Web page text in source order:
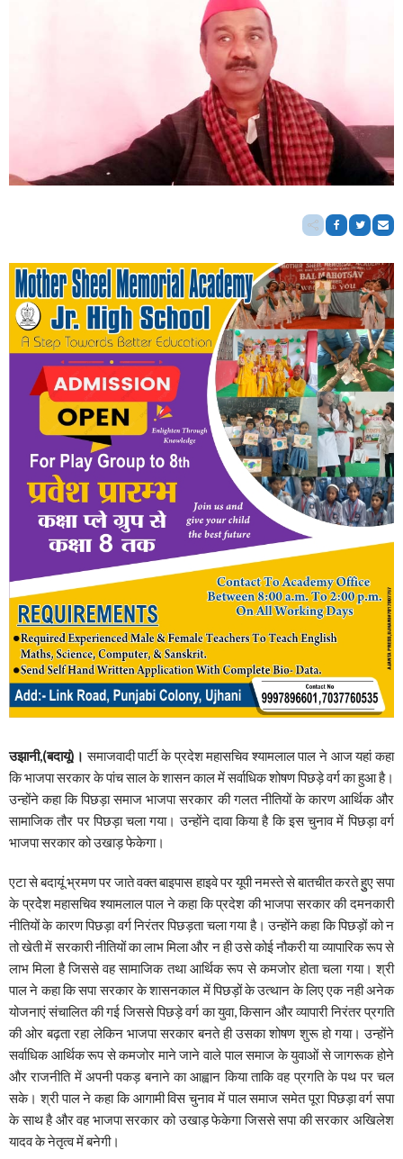
उझानी,(बदायूं)। समाजवादी पार्टी के प्रदेश महासचिव श्यामलाल पाल ने आज यहां कहा
कि भाजपा सरकार के पांच साल के शासन काल में सर्वाधिक शोषण पिछड़े वर्ग का हुआ है।
उन्होंने कहा कि पिछड़ा समाज भाजपा सरकार की गलत नीतियों के कारण आर्थिक और
सामाजिक तौर पर पिछड़ा चला गया। उन्होंने दावा किया है कि इस चुनाव में पिछड़ा वर्ग
भाजपा सरकार को उखाड़ फेकेगा।
एटा से बदायूं भ्रमण पर जाते वक्त बाइपास हाइवे पर यूपी नमस्ते से बातचीत करते हुुए सपा
के प्रदेेश महासचिव श्यामलाल पाल ने कहा कि प्रदेश की भाजपा सरकार की दमनकारी
नीतियों के कारण पिछड़ा वर्ग निरंतर पिछड़ता चला गया है। उन्होंने कहा कि पिछड़ों को न
तो खेती में सरकारी नीतियों का लाभ मिला और न ही उसे कोई नौकरी या व्यापारिक रूप से
लाभ मिला है जिससे वह सामाजिक तथा आर्थिक रूप से कमजोर होता चला गया। श्री
पाल ने कहा कि सपा सरकार के शासनकाल में पिछड़ों के उत्थान के लिए एक नही अनेक
योजनाएं संचालित की गई जिससे पिछड़े वर्ग का युवा, किसान और व्यापारी निरंतर प्रगति
की ओर बढ़ता रहा लेकिन भाजपा सरकार बनते ही उसका शोषण शुरू हो गया। उन्होंने
सर्वाधिक आर्थिक रूप से कमजोर माने जाने वाले पाल समाज के युवाओं से जागरूक होने
और राजनीति में अपनी पकड़ बनाने का आह्वान किया ताकि वह प्रगति के पथ पर चल
सके। श्री पाल ने कहा कि आगामी विस चुनाव में पाल समाज समेत पूरा पिछड़ा वर्ग सपा
के साथ है और वह भाजपा सरकार को उखाड़ फेकेगा जिससे सपा की सरकार अखिलेश
यादव के नेतृत्व में बनेगी।